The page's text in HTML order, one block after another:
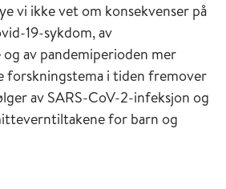
vi ikke vet om konsekvenser på
19-sykdom, av
av pandemiperioden mer
forskningstema i tiden fremover
av SARS-CoV-2-infeksjon og
for barn og